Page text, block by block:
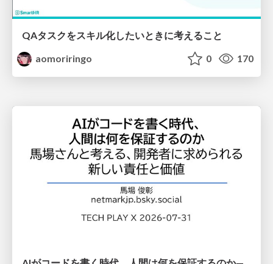
QAタスクをスキル化したいときに考えること
aomoriringo
0 170